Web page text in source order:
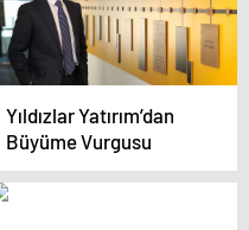
Yıldızlar Yatırım’dan
Büyüme Vurgusu